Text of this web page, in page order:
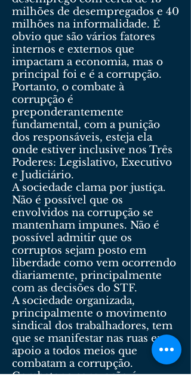
milhões de desempregados e 40
milhões na informalidade. É
obvio que são vários fatores
internos e externos que
impactam a economia, mas o
principal foi e é a corrupção.
Portanto, o combate à
corrupção é
preponderantemente
fundamental, com a punição
dos responsáveis, esteja ela
onde estiver inclusive nos Três
Poderes: Legislativo, Executivo
e Judiciário.
A sociedade clama por justiça.
Não é possível que os
envolvidos na corrupção se
mantenham impunes. Não é
possível admitir que os
corruptos sejam posto em
liberdade como vem ocorrendo
diariamente, principalmente
com as decisões do STF.
A sociedade organizada,
principalmente o movimento
sindical dos trabalhadores, tem
que se manifestar nas ruas em
apoio a todos meios que
combatam a corrupção.
Combater a corrupção é